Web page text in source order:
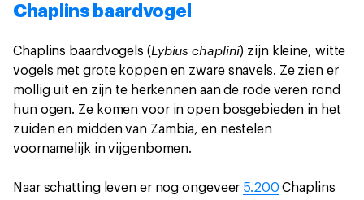
Chaplins baardvogel
Chaplins baardvogels (Lybius chaplini) zijn kleine, witte
vogels met grote koppen en zware snavels. Ze zien er
mollig uit en zijn te herkennen aan de rode veren rond
hun ogen. Ze komen voor in open bosgebieden in het
zuiden en midden van Zambia, en nestelen
voornamelijk in vijgenbomen.
Naar schatting leven er nog ongeveer 5.200 Chaplins